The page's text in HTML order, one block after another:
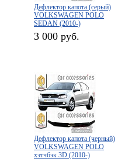
Дефлектор капота (серый)
VOLKSWAGEN POLO
SEDAN (2010-)
3 000 руб.
Дефлектор капота (черный)
VOLKSWAGEN POLO
хэтчбэк 3D (2010-)